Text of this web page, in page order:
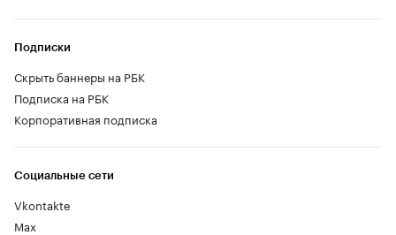
Социальные сети
Vkontakte
Max
Подписки
Скрыть баннеры на РБК
Подписка на РБК
Корпоративная подписка